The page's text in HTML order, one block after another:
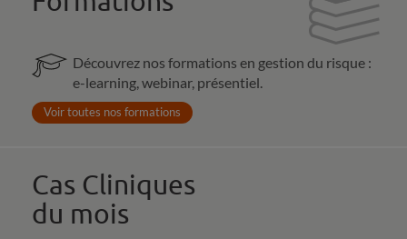
Découvrez nos formations en gestion du risque :
e-learning, webinar, présentiel.
Voir toutes nos formations
Cas Cliniques
du mois